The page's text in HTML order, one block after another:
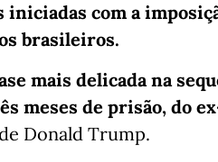
com a
brasileiros.
mais delicada na
meses de prisão, do
Donald Trump.